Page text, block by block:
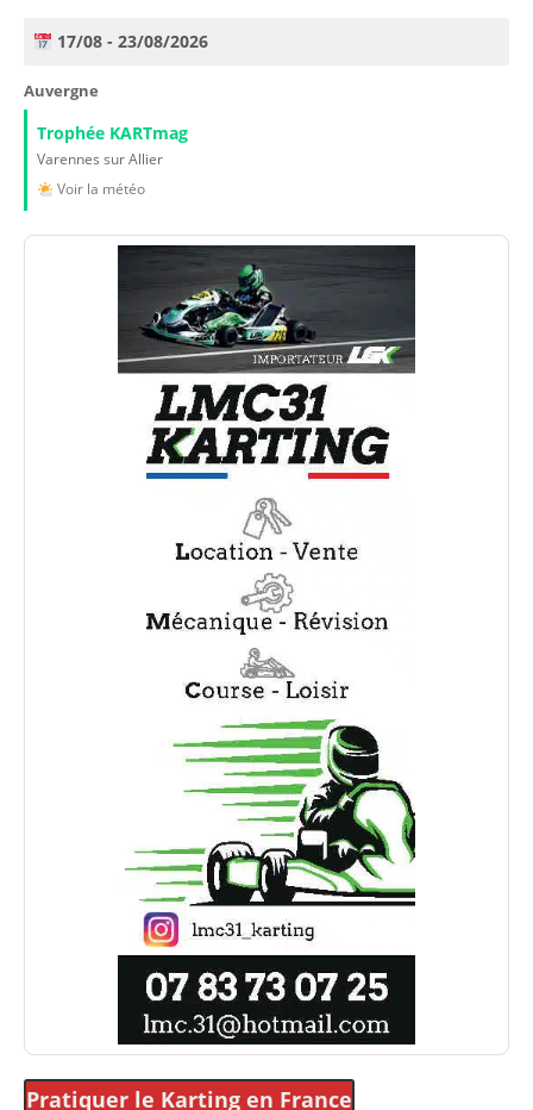
17/08 - 23/08/2026
Auvergne
Trophée KARTmag
Varennes sur Allier
Voir la météo
Pratiquer le Karting en France